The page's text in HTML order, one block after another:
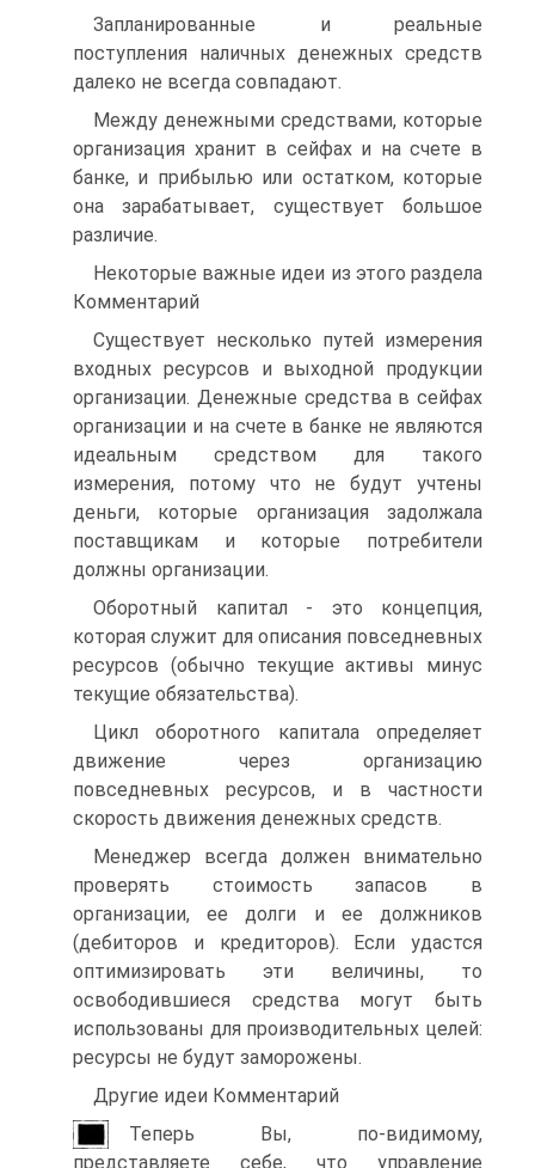
Запланированные и реальные
поступления наличных денежных средств
далеко не всегда совпадают.
Между денежными средствами, которые
организация хранит в сейфах и на счете в
банке, и прибылью или остатком, которые
она зарабатывает, существует большое
различие.
Некоторые важные идеи из этого раздела
Комментарий
Существует несколько путей измерения
входных ресурсов и выходной продукции
организации. Денежные средства в сейфах
организации и на счете в банке не являются
идеальным средством для такого
измерения, потому что не будут учтены
деньги, которые организация задолжала
поставщикам и которые потребители
должны организации.
Оборотный капитал - это концепция,
которая служит для описания повседневных
ресурсов (обычно текущие активы минус
текущие обязательства).
Цикл оборотного капитала определяет
движение через организацию
повседневных ресурсов, и в частности
скорость движения денежных средств.
Менеджер всегда должен внимательно
проверять стоимость запасов в
организации, ее долги и ее должников
(дебиторов и кредиторов). Если удастся
оптимизировать эти величины, то
освободившиеся средства могут быть
использованы для производительных целей:
ресурсы не будут заморожены.
Другие идеи Комментарий
Теперь Вы, по-видимому,
представляете себе, что управление